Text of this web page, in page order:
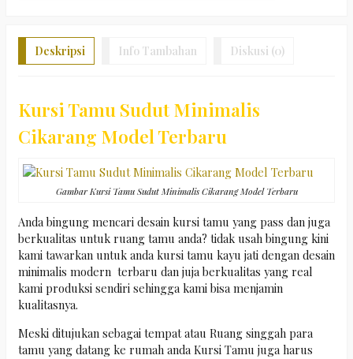
Deskripsi Info Tambahan Diskusi (0)
Kursi Tamu Sudut Minimalis
Cikarang Model Terbaru
Gambar Kursi Tamu Sudut Minimalis Cikarang Model Terbaru
Anda bingung mencari desain kursi tamu yang pass dan juga
berkualitas untuk ruang tamu anda? tidak usah bingung kini
kami tawarkan untuk anda kursi tamu kayu jati dengan desain
minimalis modern terbaru dan juja berkualitas yang real
kami produksi sendiri sehingga kami bisa menjamin
kualitasnya.
Meski ditujukan sebagai tempat atau Ruang singgah para
tamu yang datang ke rumah anda Kursi Tamu juga harus